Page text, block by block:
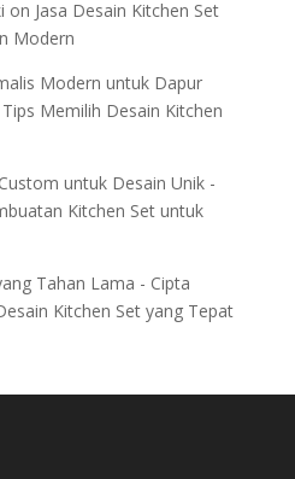
on Jasa Desain Kitchen Set
Modern
Modern untuk Dapur
Tips Memilih Desain Kitchen
untuk Desain Unik -
Kitchen Set untuk
Tahan Lama - Cipta
Kitchen Set yang Tepat